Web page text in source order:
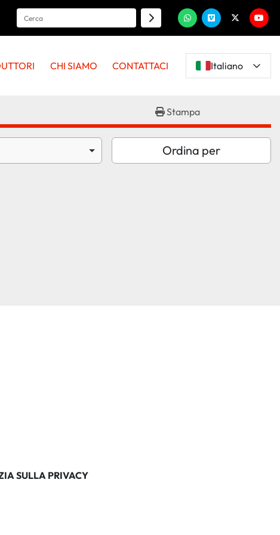
whatsappvimeotwitter
CHI SIAMO CONTATTACI Italiano
Stampa
Ordina per
SULLA PRIVACY